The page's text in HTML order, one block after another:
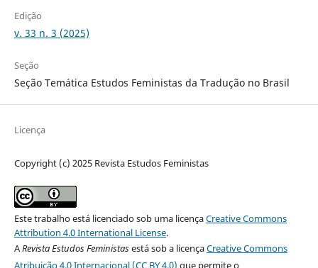
Edição
v. 33 n. 3 (2025)
Seção
Seção Temática Estudos Feministas da Tradução no Brasil
Licença
Copyright (c) 2025 Revista Estudos Feministas
Este trabalho está licenciado sob uma licençaCreative Commons
Attribution 4.0 International License.
ARevista Estudos Feministasestá sob a licençaCreative Commons
Atribuição 4.0 Internacional (CC BY 4.0) que permite o